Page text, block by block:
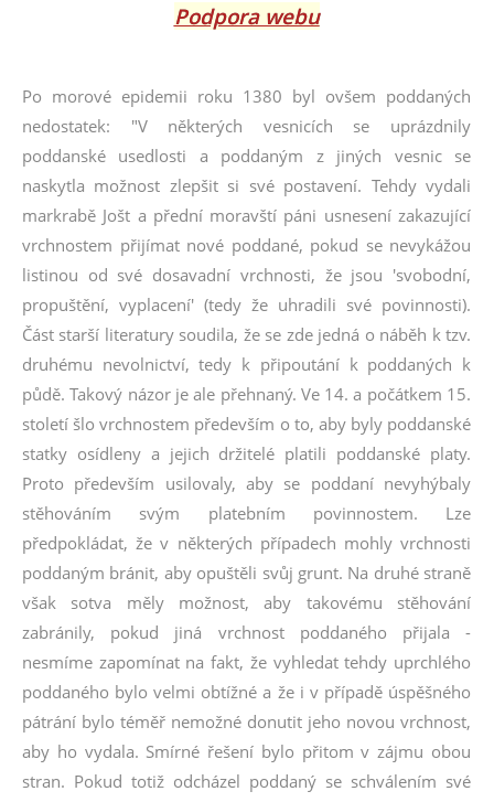
Podpora webu
Po morové epidemii roku 1380 byl ovšem poddaných
nedostatek: "V některých vesnicích se uprázdnily
poddanské usedlosti a poddaným z jiných vesnic se
naskytla možnost zlepšit si své postavení. Tehdy vydali
markrabě Jošt a přední moravští páni usnesení zakazující
vrchnostem přijímat nové poddané, pokud se nevykážou
listinou od své dosavadní vrchnosti, že jsou 'svobodní,
propuštění, vyplacení' (tedy že uhradili své povinnosti).
Část starší literatury soudila, že se zde jedná o náběh k tzv.
druhému nevolnictví, tedy k připoutání k poddaných k
půdě. Takový názor je ale přehnaný. Ve 14. a počátkem 15.
století šlo vrchnostem především o to, aby byly poddanské
statky osídleny a jejich držitelé platili poddanské platy.
Proto především usilovaly, aby se poddaní nevyhýbaly
stěhováním svým platebním povinnostem. Lze
předpokládat, že v některých případech mohly vrchnosti
poddaným bránit, aby opuštěli svůj grunt. Na druhé straně
však sotva měly možnost, aby takovému stěhování
zabránily, pokud jiná vrchnost poddaného přijala -
nesmíme zapomínat na fakt, že vyhledat tehdy uprchlého
poddaného bylo velmi obtížné a že i v případě úspěšného
pátrání bylo téměř nemožné donutit jeho novou vrchnost,
aby ho vydala. Smírné řešení bylo přitom v zájmu obou
stran. Pokud totiž odcházel poddaný se schválením své